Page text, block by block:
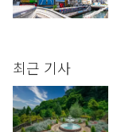
최근 기사